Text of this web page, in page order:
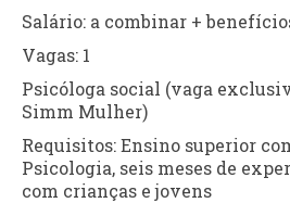
Salário: a combinar +
Vagas: 1
Psicóloga social (vaga
Simm Mulher)
Requisitos: Ensino superior
Psicologia, seis meses de
com crianças e jovens